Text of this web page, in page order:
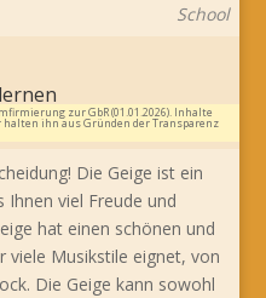
School
zur GbR (01.01.2026). Inhalte
halten ihn aus Gründen der Transparenz
Die Geige ist ein
viel Freude und
hat einen schönen und
viele Musikstile eignet, von
Die Geige kann sowohl